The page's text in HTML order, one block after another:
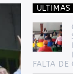
ULTIMAS
FALTA DE